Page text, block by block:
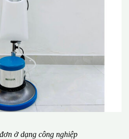
ở dạng công nghiệp